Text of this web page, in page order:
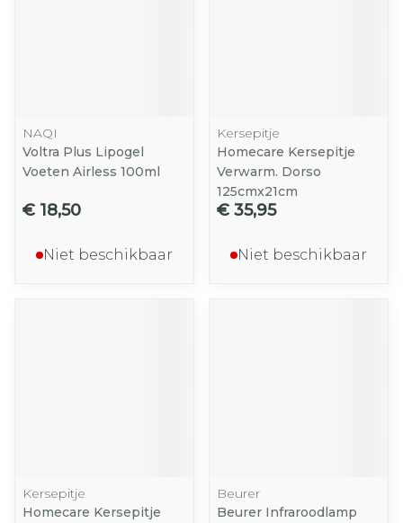
NAQI
Voltra Plus Lipogel
Voeten Airless 100ml
€ 18,50
Niet beschikbaar
Kersepitje
Homecare Kersepitje
Verwarm. Dorso
125cmx21cm
€ 35,95
Niet beschikbaar
Kersepitje
Homecare Kersepitje
Beurer
Beurer Infraroodlamp